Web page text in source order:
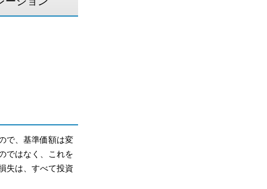
で、基準価額は変
ではなく、これを
失は、すべて投資